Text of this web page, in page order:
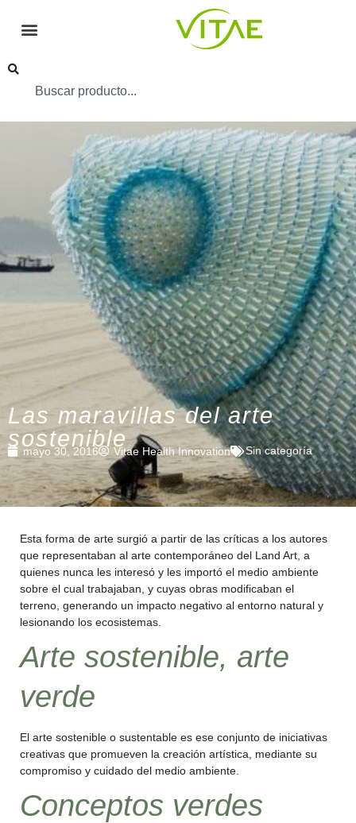
Las maravillas del arte
sostenible
mayo 30, 2016 Vitae Health Innovation Sin categoría
Esta forma de arte surgió a partir de las críticas a los autores
que representaban al arte contemporáneo del Land Art, a
quienes nunca les interesó y les importó el medio ambiente
sobre el cual trabajaban, y cuyas obras modificaban el
terreno, generando un impacto negativo al entorno natural y
lesionando los ecosistemas.
Arte sostenible, arte
verde
El arte sostenible o sustentable es ese conjunto de iniciativas
creativas que promueven la creación artística, mediante su
compromiso y cuidado del medio ambiente.
Conceptos verdes